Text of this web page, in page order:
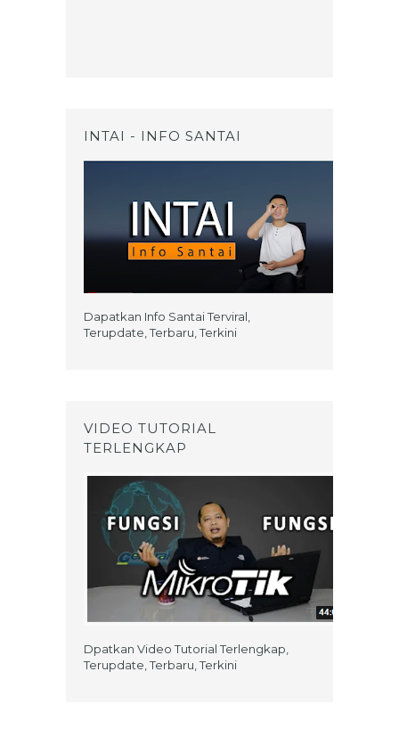
INTAI - INFO SANTAI
Dapatkan Info Santai Terviral,
Terupdate, Terbaru, Terkini
VIDEO TUTORIAL
TERLENGKAP
Dpatkan Video Tutorial Terlengkap,
Terupdate, Terbaru, Terkini